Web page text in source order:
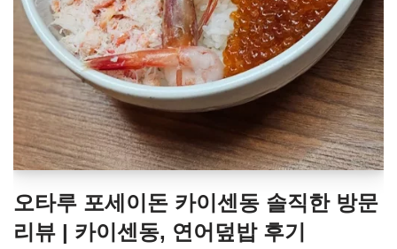
오타루 포세이돈 카이센동 솔직한 방문
리뷰 | 카이센동, 연어덮밥 후기